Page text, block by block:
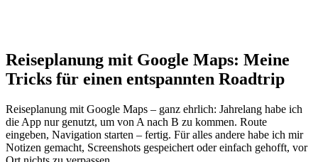
Reiseplanung mit Google Maps: Meine
Tricks für einen entspannten Roadtrip
Reiseplanung mit Google Maps – ganz ehrlich: Jahrelang habe ich
die App nur genutzt, um von A nach B zu kommen. Route
eingeben, Navigation starten – fertig. Für alles andere habe ich mir
Notizen gemacht, Screenshots gespeichert oder einfach gehofft, vor